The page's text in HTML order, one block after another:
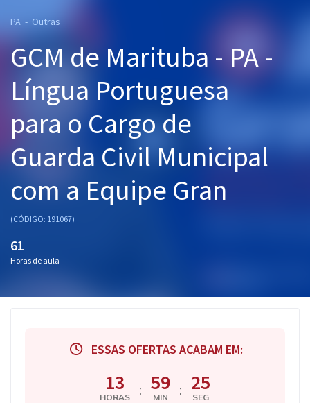
Cursos 20% OFF
Pós
OAB
Questões grátis
Conteúdo gratuito
Aprovados
PA - Outras
GCM de Marituba - PA -
Língua Portuguesa
para o Cargo de
Guarda Civil Municipal
com a Equipe Gran
(CÓDIGO: 191067)
61
Horas de aula
ESSAS OFERTAS ACABAM EM:
13
HORAS : 59
MIN : 24
SEG